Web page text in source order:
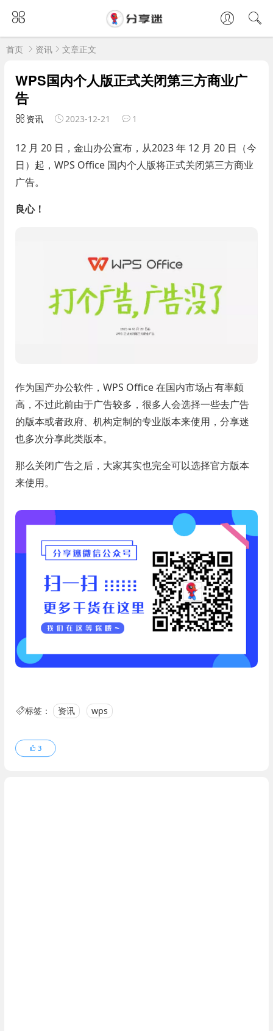
首页 资讯 文章正文
WPS国内个人版正式关闭第三方商业广
告
资讯 2023-12-21 1
12 月 20 日，金山办公宣布，从2023 年 12 月 20 日（今
日）起，WPS Office 国内个人版将正式关闭第三方商业
广告。
良心！
作为国产办公软件，WPS Office 在国内市场占有率颇
高，不过此前由于广告较多，很多人会选择一些去广告
的版本或者政府、机构定制的专业版本来使用，分享迷
也多次分享此类版本。
那么关闭广告之后，大家其实也完全可以选择官方版本
来使用。
标签： 资讯 wps
3